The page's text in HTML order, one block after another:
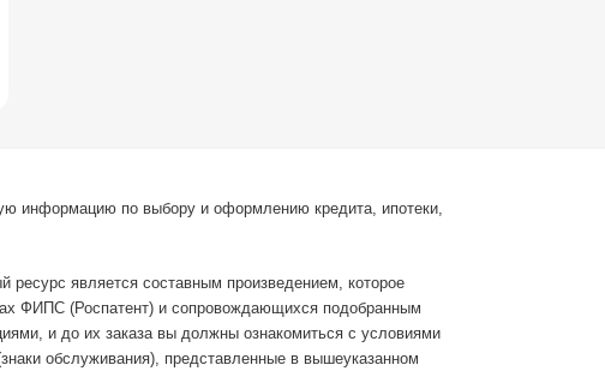
информацию по выбору и оформлению кредита, ипотеки,
является составным произведением, которое
ФИПС (Роспатент) и сопровождающихся подобранным
и до их заказа вы должны ознакомиться с условиями
обслуживания), представленные в вышеуказанном